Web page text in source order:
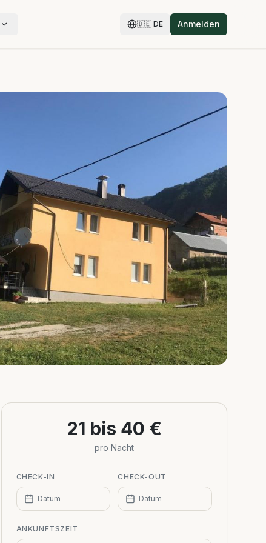
🇩🇪 DE Anmelden
21 bis 40 €
pro Nacht
CHECK-IN
Datum
CHECK-OUT
Datum
ANKUNFTSZEIT